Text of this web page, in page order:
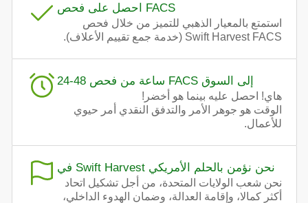
احصل على فحص FACS
استمتع بالمعيار الذهبي للتميز من خلال فحص
Swift Harvest FACS (خدمة جمع تقييم الأعلاف).
24-48 ساعة من فحص FACS إلى السوق
هاي! احصل عليه بينما هو أخضر!
الوقت هو جوهر الأمر والتدفق النقدي أمر حيوي
للأعمال.
في Swift Harvest نحن نؤمن بالحلم الأمريكي
نحن شعب الولايات المتحدة، من أجل تشكيل اتحاد
أكثر كمالا، وإقامة العدالة، وضمان الهدوء الداخلي،